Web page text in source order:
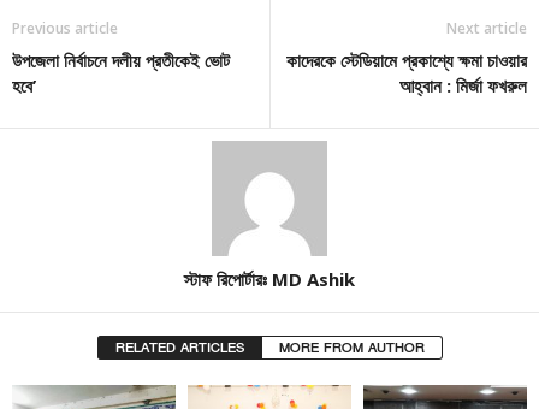
Previous article
উপজেলা নির্বাচনে দলীয় প্রতীকেই ভোট
হবে’
Next article
কাদেরকে স্টেডিয়ামে প্রকাশ্যে ক্ষমা চাওয়ার
আহ্বান : মির্জা ফখরুল
স্টাফ রিপোর্টারঃ MD Ashik
RELATED ARTICLES MORE FROM AUTHOR